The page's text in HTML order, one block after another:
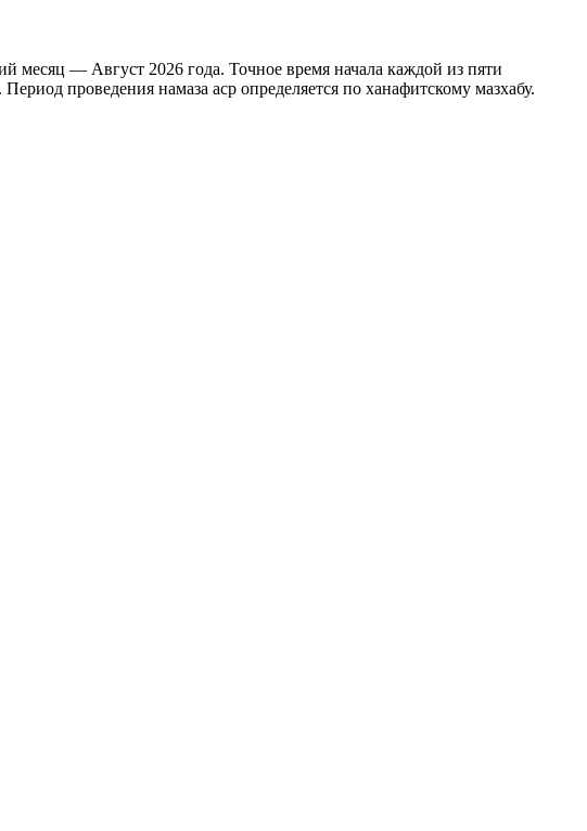
месяц — Август 2026 года. Точное время начала каждой из пяти
проведения намаза аср определяется по ханафитскому мазхабу.